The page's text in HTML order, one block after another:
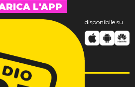
L'APP
disponibile su